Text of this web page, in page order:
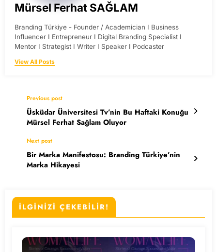
Mürsel Ferhat SAĞLAM
Branding Türkiye - Founder / Academician I Business
Influencer I Entrepreneur I Digital Branding Specialist I
Mentor I Strategist I Writer I Speaker I Podcaster
View All Posts
Previous post
Üsküdar Üniversitesi Tv’nin Bu Haftaki Konuğu
Mürsel Ferhat Sağlam Oluyor
Next post
Bir Marka Manifestosu: Branding Türkiye’nin
Marka Hikayesi
İLGİNİZİ ÇEKEBİLİR!